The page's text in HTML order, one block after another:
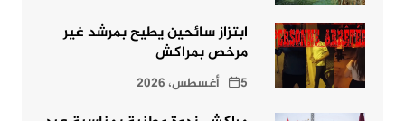
ابتزاز سائحين يطيح بمرشد غير
مرخص بمراكش
5 أغسطس، 2026